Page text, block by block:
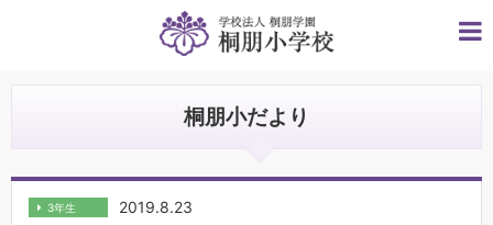
桐朋小だより
2019.8.23
3年生